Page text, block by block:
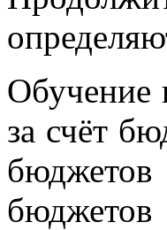
Обучение
за счёт
бюджетов